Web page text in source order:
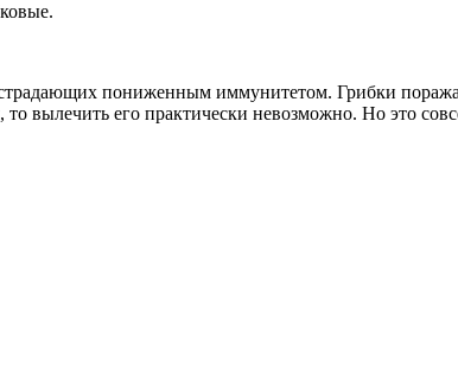
пониженным иммунитетом. Грибки
вылечить его практически невозможно. Но это